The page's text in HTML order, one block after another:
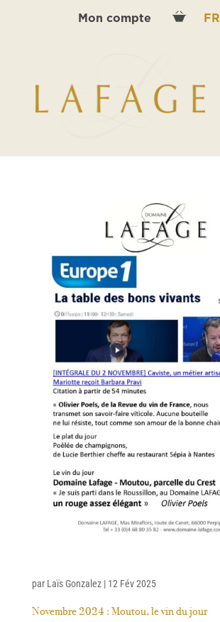
Mon compte FR
Novembre 2024 : Moutou, le vin du jour
par Laïs Gonzalez| 12 Fév 2025